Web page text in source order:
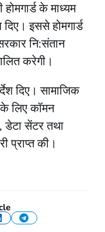
के माध्यम
इससे होमगार्ड
नि:संतान
करेगी।
दिए। सामाजिक
लिए कॉमन
डेटा सेंटर तथा
प्राप्त की।
LinkedInTelegram